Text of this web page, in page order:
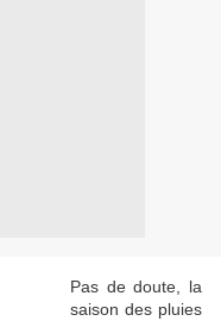
Pas de doute, la
saison des pluies